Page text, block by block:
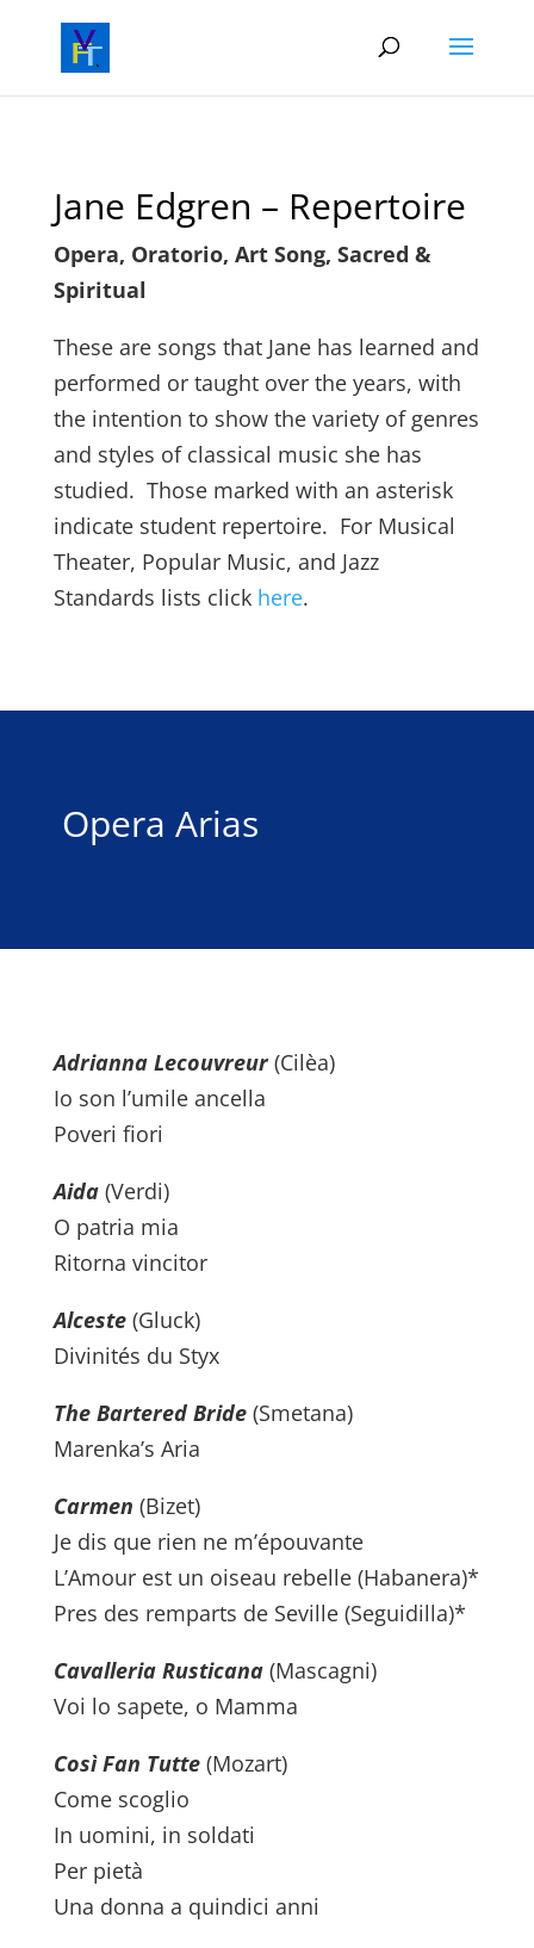
Jane Edgren – Repertoire
Opera, Oratorio, Art Song, Sacred &
Spiritual
These are songs that Jane has learned and
performed or taught over the years, with
the intention to show the variety of genres
and styles of classical music she has
studied. Those marked with an asterisk
indicate student repertoire. For Musical
Theater, Popular Music, and Jazz
Standards lists click here.
Opera Arias
Adrianna Lecouvreur (Cilèa)
Io son l’umile ancella
Poveri fiori
Aida(Verdi)
O patria mia
Ritorna vincitor
Alceste(Gluck)
Divinités du Styx
The Bartered Bride(Smetana)
Marenka’s Aria
Carmen (Bizet)
Je dis que rien ne m’épouvante
L’Amour est un oiseau rebelle (Habanera)*
Pres des remparts de Seville (Seguidilla)*
Cavalleria Rusticana (Mascagni)
Voi lo sapete, o Mamma
Così Fan Tutte(Mozart)
Come scoglio
In uomini, in soldati
Per pietà
Una donna a quindici anni